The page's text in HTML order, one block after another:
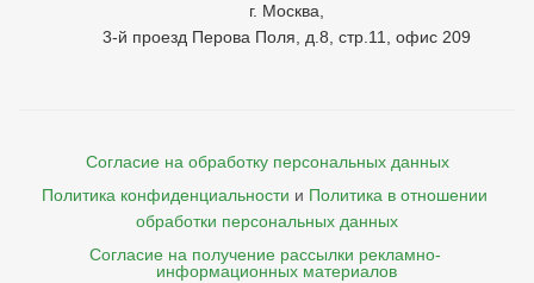
г. Москва,
3-й проезд Перова Поля, д.8, стр.11, офис 209
Согласие на обработку персональных данных
Политика конфиденциальности и Политика в отношении
обработки персональных данных
Согласие на получение рассылки рекламно-
    информационных материалов